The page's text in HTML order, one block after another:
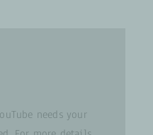
needs your